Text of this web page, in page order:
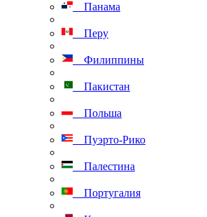
Панама
Перу
Филиппины
Пакистан
Польша
Пуэрто-Рико
Палестина
Португалия